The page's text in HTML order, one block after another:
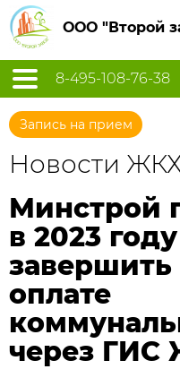
ООО "Второй
8-495-108-76-38
Запись на прием
Новости
Минстрой
в 2023 году
завершить
оплате
через ГИС